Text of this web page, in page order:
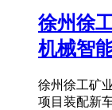
徐州徐
机械智
徐州徐工矿
项目装配新